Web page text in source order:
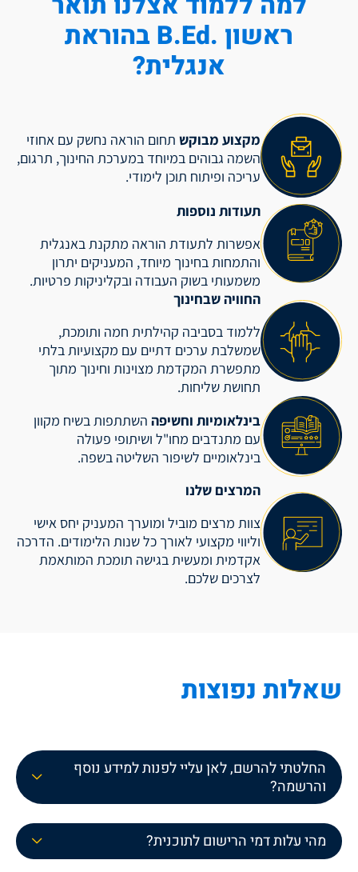
ראשון .B.Ed בהוראת
אנגלית?
מקצוע מבוקש תחום הוראה נחשק עם אחוזי
השמה גבוהים במיוחד במערכת החינוך, תרגום,
עריכה ופיתוח תוכן לימודי.
תעודות נוספות
אפשרות לתעודת הוראה מתקנת באנגלית
והתמחות בחינוך מיוחד, המעניקים יתרון
משמעותי בשוק העבודה ובקליניקות פרטיות.
החוויה שבחינוך
ללמוד בסביבה קהילתית חמה ותומכת,
שמשלבת ערכים דתיים עם מקצועיות בלתי
מתפשרת המקדמת מצוינות וחינוך מתוך
תחושת שליחות.
בינלאומיות וחשיפה השתתפות בשיח מקוון
עם מתנדבים מחו"ל ושיתופי פעולה
בינלאומיים לשיפור השליטה בשפה.
המרצים שלנו
צוות מרצים מוביל ומוערך המעניק יחס אישי
וליווי מקצועי לאורך כל שנות הלימודים. הדרכה
אקדמית ומעשית בגישה תומכת המותאמת
לצרכים שלכם.
שאלות נפוצות
החלטתי להרשם, לאן עליי לפנות למידע נוסף
והרשמה?
מהי עלות דמי הרישום לתוכנית?